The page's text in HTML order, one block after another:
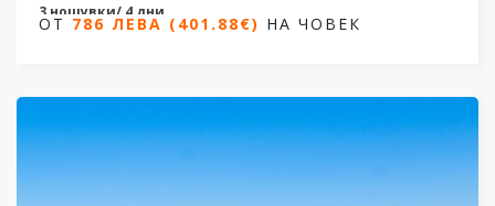
3 нощувки/ 4 дни
ОТ 786 ЛЕВА (401.88€) НА ЧОВЕК